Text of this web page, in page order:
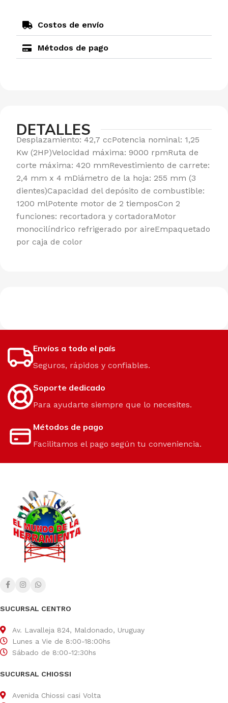
Costos de envío
Métodos de pago
DETALLES
Desplazamiento: 42,7 ccPotencia nominal: 1,25
Kw (2HP)Velocidad máxima: 9000 rpmRuta de
corte máxima: 420 mmRevestimiento de carrete:
2,4 mm x 4 mDiámetro de la hoja: 255 mm (3
dientes)Capacidad del depósito de combustible:
1200 mlPotente motor de 2 tiemposCon 2
funciones: recortadora y cortadoraMotor
monocilíndrico refrigerado por aireEmpaquetado
por caja de color
Envíos a todo el país
Seguros, rápidos y confiables.
Soporte dedicado
Para ayudarte siempre que lo necesites.
Métodos de pago
Facilitamos el pago según tu conveniencia.
SUCURSAL CENTRO
Av. Lavalleja 824, Maldonado, Uruguay
Lunes a Vie de 8:00-18:00hs
Sábado de 8:00-12:30hs
SUCURSAL CHIOSSI
Avenida Chiossi casi Volta